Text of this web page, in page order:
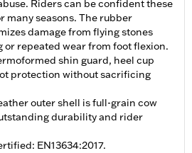
Riders can be confident these
many seasons. The rubber
damage from flying stones
repeated wear from foot flexion.
shin guard, heel cup
protection without sacrificing
outer shell is full-grain cow
durability and rider
EN13634:2017.